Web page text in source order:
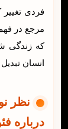
فردی تغییر
مرجع در
که زندگی
انسان
نظر
درباره